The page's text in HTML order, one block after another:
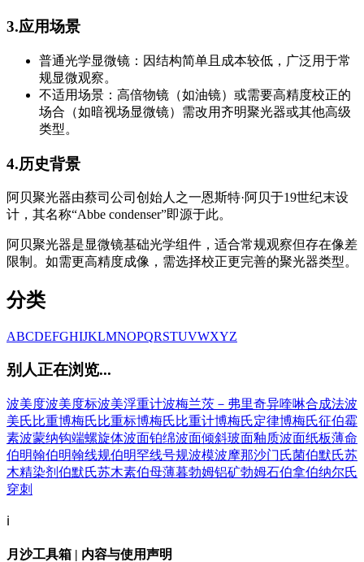
3.应用场景
普通光学显微镜：因结构简单且成本较低，广泛用于常
规显微观察。
不适用场景：高倍物镜（如油镜）或需要高精度校正的
场合（如暗视场显微镜）需改用齐明聚光器或其他高级
类型。
4.历史背景
阿贝聚光器由蔡司公司创始人之一恩斯特·阿贝于19世纪末设
计，其名称“Abbe condenser”即源于此。
阿贝聚光器是显微镜基础光学组件，适合常规观察但存在像差
限制。如需更高精度成像，需选择校正更完善的聚光器类型。
分类
ABCDEFGHIJKLMNOPQRSTUVWXYZ
别人正在浏览...
波美度波美度标波美浮重计波梅兰茨－弗里奇异喹啉合成法波
美氏比重博梅氏比重标博梅氏比重计博梅氏定律博梅氏征伯霉
素波蒙纳钩端螺旋体波面铂绵波面倾斜玻面釉质波面纸板薄命
伯明翰伯明翰线规伯明罕线号规波模波摩那沙门氏菌伯默氏苏
木精染剂 伯默氏苏木素伯母薄暮勃姆铝矿勃姆石伯拿伯纳尔氏
穿刺
ℹ️
月沙工具箱 | 内容与使用声明